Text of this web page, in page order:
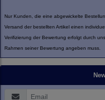
Nur Kunden, die eine abgewickelte
Versand der bestellten Artikel einen
Verifizierung der Bewertung erfolgt durch
Rahmen seiner Bewertung angeben muss.